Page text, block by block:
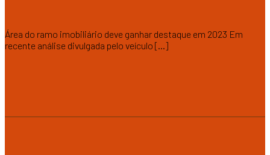
Área do ramo imobiliário deve ganhar destaque em 2023 Em
recente análise divulgada pelo veículo [...]